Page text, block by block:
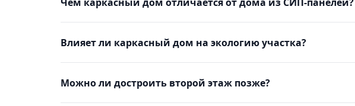
Влияет ли каркасный дом на экологию участка?
Можно ли достроить второй этаж позже?